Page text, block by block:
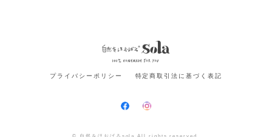
プライバシーポリシー 特定商取引法に基づく表記
© 自然をほおばるsola All rights reserved.